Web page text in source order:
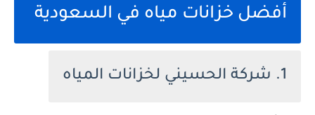
أفضل خزانات مياه في السعودية
1. شركة الحسيني لخزانات المياه